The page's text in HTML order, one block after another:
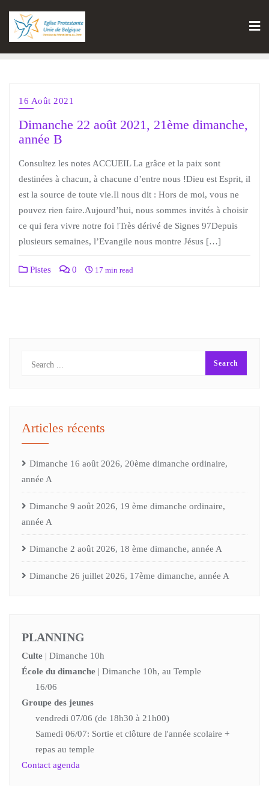
16 Août 2021
Dimanche 22 août 2021, 21ème dimanche,
année B
Consultez les notes ACCUEIL La grâce et la paix sont
destinées à chacun, à chacune d’entre nous !Dieu est Esprit, il
est la source de toute vie.Il nous dit : Hors de moi, vous ne
pouvez rien faire.Aujourd’hui, nous sommes invités à choisir
ce qui fera vivre notre foi !Très dérivé de Signes 97Depuis
plusieurs semaines, l’Evangile nous montre Jésus […]
Pistes 0 17 min read
Articles récents
Dimanche 16 août 2026, 20ème dimanche ordinaire,
année A
Dimanche 9 août 2026, 19 ème dimanche ordinaire,
année A
Dimanche 2 août 2026, 18 ème dimanche, année A
Dimanche 26 juillet 2026, 17ème dimanche, année A
PLANNING
Culte | Dimanche 10h
École du dimanche | Dimanche 10h, au Temple
16/06
Groupe des jeunes
vendredi 07/06 (de 18h30 à 21h00)
Samedi 06/07: Sortie et clôture de l'année scolaire +
repas au temple
Contact agenda